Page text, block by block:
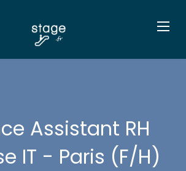
Assistant RH
IT - Paris (F/H)